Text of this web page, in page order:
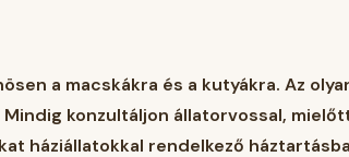
a macskákra és a kutyákra. Az
konzultáljon állatorvossal,
háziállatokkal rendelkező